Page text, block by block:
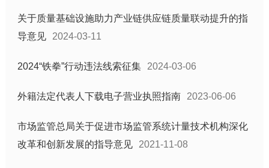
关于质量基础设施助力产业链供应链质量联动提升的指
导意见
2024-03-11
2024“铁拳”行动违法线索征集 2024-03-06
外籍法定代表人下载电子营业执照指南 2023-06-06
市场监管总局关于促进市场监管系统计量技术机构深化
改革和创新发展的指导意见
2021-11-08